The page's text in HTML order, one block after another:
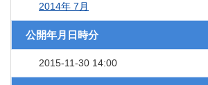
2014年 7月
公開年月日時分
2015-11-30 14:00